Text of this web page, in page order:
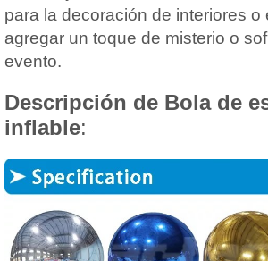
para la decoración de interiores o
agregar un toque de misterio o
evento.
Descripción de Bola de
inflable: